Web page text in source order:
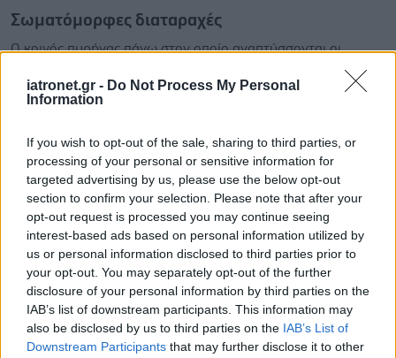
iatronet.gr - Do Not Process My Personal
Information
If you wish to opt-out of the sale, sharing to third parties, or
processing of your personal or sensitive information for
targeted advertising by us, please use the below opt-out
section to confirm your selection. Please note that after your
opt-out request is processed you may continue seeing
interest-based ads based on personal information utilized by
us or personal information disclosed to third parties prior to
your opt-out. You may separately opt-out of the further
disclosure of your personal information by third parties on the
IAB’s list of downstream participants. This information may
also be disclosed by us to third parties on the IAB’s List of
Downstream Participants that may further disclose it to other
Σωματόμορφες διαταραχές
Ο κοινός πυρήνας πάνω στον οποίο αναπτύσσονται οι
σωματόμορφες διαταραχές αναφέρεται στην πολλαπλή και
εξακολουθητική εκδήλωση σωματικών συμπτωμάτων. Τα
αρθρώσεις) ή σε απώλεια κάποιας σωματικής λειτουργίας
(π.χ. παράλυση, τύφλωση, κώφωση), συμπτώματα που
προέρχονται από εξολοκλήρου ψυχολογικές και όχι
οργανικές αιτίες.
1 2